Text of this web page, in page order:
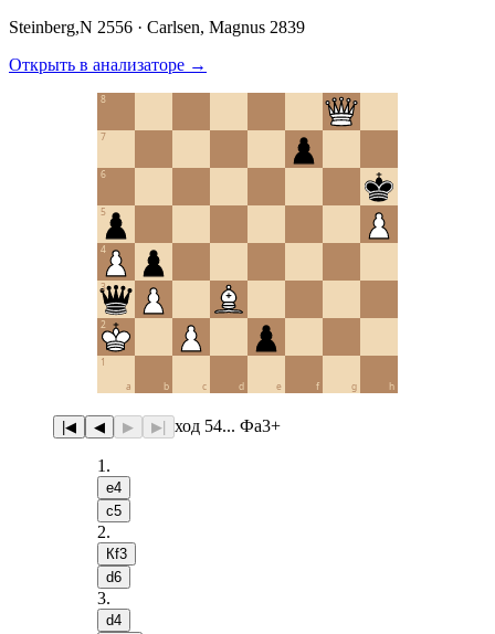
Steinberg,N 2556 · Carlsen, Magnus 2839
Открыть в анализаторе →
a b c d e f g h
1
2
3
4
5
6
7
8
|◀ ◀ ▶ ▶| ход 54... Фa3+
1 .
e4
c5
2.
Кf3
d6
3.
d4